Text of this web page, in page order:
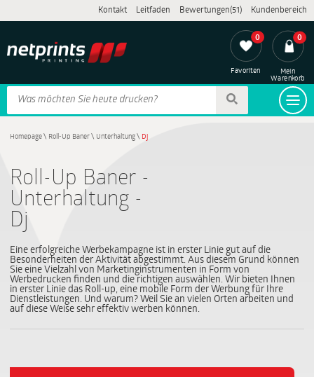
Kontakt Leitfaden Bewertungen(51) Kundenbereich
0
Favoriten
0
Mein
Warenkorb
Homepage\ Roll-Up Baner\ Unterhaltung\ Dj
Roll-Up Baner -
Unterhaltung -
Dj
Eine erfolgreiche Werbekampagne ist in erster Linie gut auf die
Besonderheiten der Aktivität abgestimmt. Aus diesem Grund können
Sie eine Vielzahl von Marketinginstrumenten in Form von
Werbedrucken finden und die richtigen auswählen. Wir bieten Ihnen
in erster Linie das Roll-up, eine mobile Form der Werbung für Ihre
Dienstleistungen. Und warum? Weil Sie an vielen Orten arbeiten und
auf diese Weise sehr effektiv werben können.